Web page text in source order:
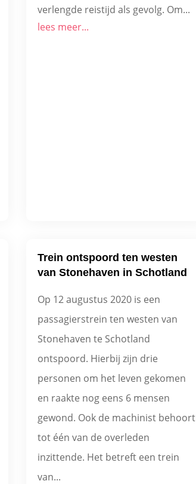
verlengde reistijd als gevolg. Om...
lees meer...
Trein ontspoord ten westen
van Stonehaven in Schotland
Op 12 augustus 2020 is een
passagierstrein ten westen van
Stonehaven te Schotland
ontspoord. Hierbij zijn drie
personen om het leven gekomen
en raakte nog eens 6 mensen
gewond. Ook de machinist behoort
tot één van de overleden
inzittende. Het betreft een trein
van...